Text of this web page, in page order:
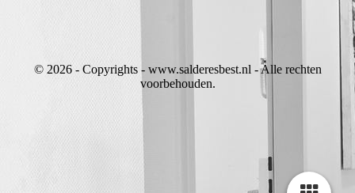
© 2026 - Copyrights - www.salderesbest.nl - Alle rechten
voorbehouden.